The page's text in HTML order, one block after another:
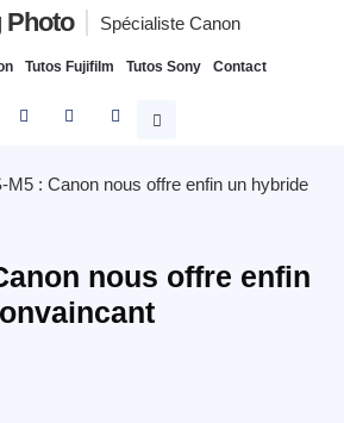
Photo Spécialiste Canon
Tutos Fujifilm Tutos Sony Contact
M5 : Canon nous offre enfin un hybride
nous offre enfin